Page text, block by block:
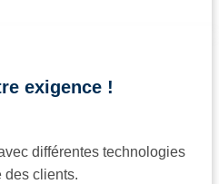
exigence !
différentes technologies
des clients.